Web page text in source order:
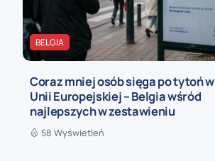
BELGIA
Coraz mniej osób sięga po tytoń w
Unii Europejskiej – Belgia wśród
najlepszych w zestawieniu
58 Wyświetleń